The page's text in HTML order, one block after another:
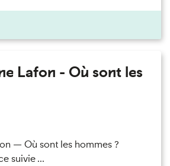
Lafon - Où sont les
— Où sont les hommes ?
suivie ...